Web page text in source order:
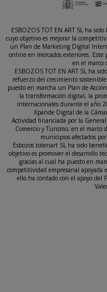
ESBOZOS TOT EN ART SL ha
cuyo objetivo es mejorar la
un Plan de Marketing Digital
online en mercados exteriores. Este
en el marco
ESBOZOS TOT EN ART SL ha
refuerzo del crecimiento
puesto en marcha un Plan de
la transformación digital, la
internacionales durante el año
Xpande Digital de la
Actividad financiada por la
Comercio y Turismo, en el marco
municipios afectados
Esbozos totenart SL ha sido
objetivo es promover el desarrollo
gracias al cual ha puesto en
competitividad empresarial
ello ha contado con el apoyo del